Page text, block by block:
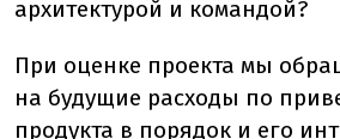
архитектурой и командой?
При оценке проекта мы
на будущие расходы по
продукта в порядок и его